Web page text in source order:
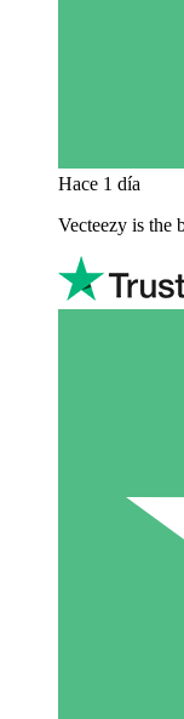
Hace 1 día
Vecteezy is the